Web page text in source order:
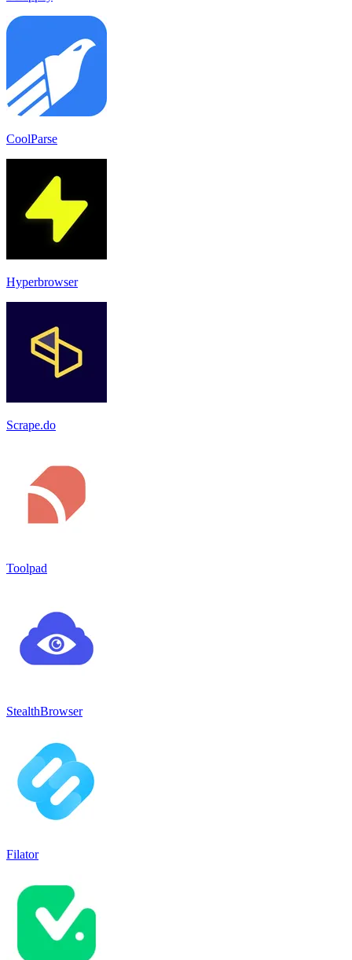
CoolParse
Hyperbrowser
Scrape.do
Toolpad
StealthBrowser
Filator